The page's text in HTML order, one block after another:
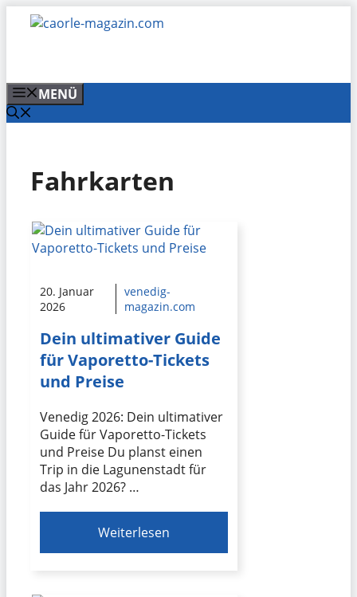
Zum
Inhalt
MENÜ
Fahrkarten
20. Januar
2026
venedig-
magazin.com
Dein ultimativer Guide
für Vaporetto-Tickets
und Preise
Venedig 2026: Dein ultimativer
Guide für Vaporetto-Tickets
und Preise Du planst einen
Trip in die Lagunenstadt für
das Jahr 2026? …
Weiterlesen